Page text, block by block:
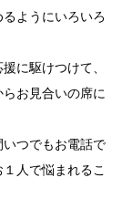
ようにいろいろ
に駆けつけて、
お見合いの席に
つでもお電話で
人で悩まれるこ